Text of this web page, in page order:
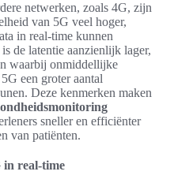
netwerken, zoals 4G, zijn
van 5G veel hoger,
in real-time kunnen
de latentie aanzienlijk lager,
waarbij onmiddellijke
een groter aantal
Deze kenmerken maken
sneller en efficiënter
van patiënten.
in real-time